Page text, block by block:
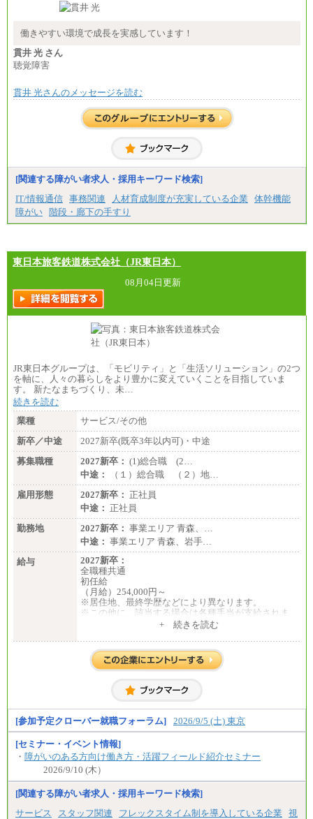
総合職 月給208,000～235,000円
※詳細はJTBキャリアサイトよりご確認ください。
総合職 月給220,000～230,000円＋地域間調整給
整給
※詳細はJTBキャリアサイトよりご確認ください。
■(株)JTBコミュニケーションデザイン
総合職 月給230,000円
みなし残業手当：20,000円（一律支給）※みなし
残業手当の残業時間は10.43時間。
間に応じて、時間外手当等を支給。
エリアサポート職 月給188,000円
■（株）JTBグローバルマーケティング＆トラベル
訪日事業職 月給202,000～227,000円＋地域間調整
給
※詳細はJTBキャリアサイトよりご確認ください。
■(株)JTBビジネストランスフォーム
総合職 月給205,000～225,000円＋地域間調整給
エリア総合職 月給185,000円＋地域間調整給
■(株)JTBデータサービス ※2027年新卒募集終了
総合職 月給186,000～194,000円＋地域手当
■I&Jデジタルイノベーション(株)
総合職 月給224,500～242,600円＋地域手当
※詳細はJTBキャリアサイトよりご確認ください。
＜有期社員コース＞
■(株)JTBビジネストランスフォーム
有期契約職 月給185,000～195,000円
※詳細はJTBキャリアサイトよりご確認ください。
■(株)JTBパブリッシング ※2027年新卒募集終了
総合職 月給241,000円
中途：
①月給227,000円以上
②月給212,000円以上
③月給172,500円以上
④月給23万円～37万円
⑤月給20万円～25万円
⑥月給33万円～48万円
⑦月給271,000円以上
⑧～⑮月給200,000円〜月給400,000円
⑯月給185,000円以上
⑰月給237,000円以上
⑱月給212,000円以上
⑲東京：月給202,000 円以上 、京都：月給193,000 円
以上
㉑月給185,000 円以上
㉓月給224,500円以上
※全コース共通※ 能力・経験・勤務地などにより
異なります
※試用期間中も給与に変更はございません。
働きやすい環境で成長を実感しています！
貫井 光 さん
聴覚障害
貫井 光さんのメッセージを読む
[関連する障がい者求人・採用キーワード検索]
IT/情報通信 事務関連 人材育成制度が充実している企業
体幹機能
障がい 階段・廊下の手すり
東日本旅客鉄道株式会社（JR東日本）
08月04日更新
JR東日本グループは、「モビリティ」と「生活ソリューション」の2つ
を軸に、人々の暮らしをより豊かに変えていくことを目指していま
す。 新たなまちづくり、未…
続きを読む
業種
サービス/その他
新卒／中途
2027新卒(既卒3年以内可)・中途
募集職種
2027新卒： (1)総合職 (2…
中途：
（１）総合職 （２）地…
雇用形態
2027新卒： 正社員
中途： 正社員
勤務地
2027新卒： 事業エリア 青森、…
中途： 事業エリア 青森、岩手…
給与
2027新卒：
全職種共通
初任給
（月給）254,000円～
※居住地、最終学歴などにより異なります。
※この他に、該当する場合は各種手当が支給されま
中途：
全職種共通
※居住地、年齢により異なります。
※この他に、該当する場合は各種手当が支給されま
す。
※試用期間中も給与に変更はございません
+ 続きを読む
[参加予定クローバー就職フォーラム] 2026/9/5 (土) 東京
[セミナー・イベント情報]
・ 障がいのある方向け働き方・活躍フィールド紹介セミナー
2026/9/10 (木）
[関連する障がい者求人・採用キーワード検索]
サービス
スタッフ関連 フレックスタイム制を導入している企業
視